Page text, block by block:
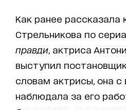
Как ранее рассказала
Стрельникова по
правди , актриса
выступил
словам актрисы, она
наблюдала за его